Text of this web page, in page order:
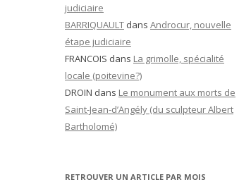
judiciaire
BARRIQUAULT dans Androcur, nouvelle
étape judiciaire
FRANCOIS dans La grimolle, spécialité
locale (poitevine?)
DROIN dans Le monument aux morts de
Saint-Jean-d’Angély (du sculpteur Albert
Bartholomé)
RETROUVER UN ARTICLE PAR MOIS